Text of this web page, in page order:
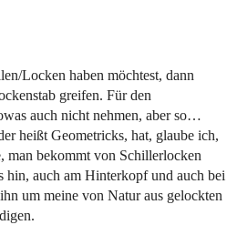
Locken haben möchtest, dann
greifen. Für den
auch nicht nehmen, aber so…
heißt Geometricks, hat, glaube ich,
man bekommt von Schillerlocken
hin, auch am Hinterkopf und auch bei
um meine von Natur aus gelockten